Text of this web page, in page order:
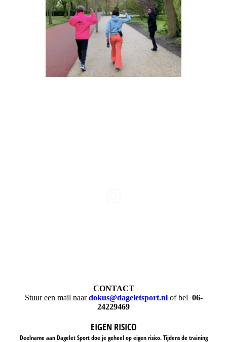
CONTACT
Stuur een mail naardokus@dageletsport.nl of bel 06-
24229469
EIGEN RISICO
Deelname aan Dagelet Sport doe je geheel op eigen risico. Tijdens de training